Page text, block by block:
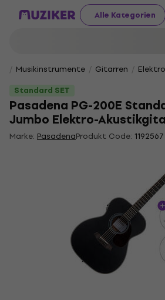
Alle Kategorien
Musikinstrumente Gitarren
Standard SET
Pasadena PG-200E
Jumbo Elektro-
Marke: PasadenaProdukt Code: 1192567